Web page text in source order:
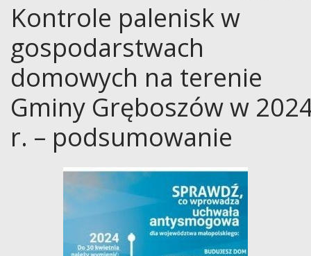
Kontrole palenisk w
gospodarstwach
domowych na terenie
Gminy Gręboszów w
r. – podsumowanie